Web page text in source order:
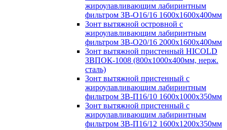
жироулавливающим лабиринтным
фильтром ЗВ-О16/16 1600х1600х400мм
Зонт вытяжной островной с
жироулавливающим лабиринтным
фильтром ЗВ-О20/16 2000х1600х400мм
Зонт вытяжной пристенный HICOLD
ЗВПОК-1008 (800х1000х400мм, нерж.
сталь)
Зонт вытяжной пристенный с
жироулавливающим лабиринтным
фильтром ЗВ-П16/10 1600х1000х350мм
Зонт вытяжной пристенный с
жироулавливающим лабиринтным
фильтром ЗВ-П16/12 1600х1200х350мм